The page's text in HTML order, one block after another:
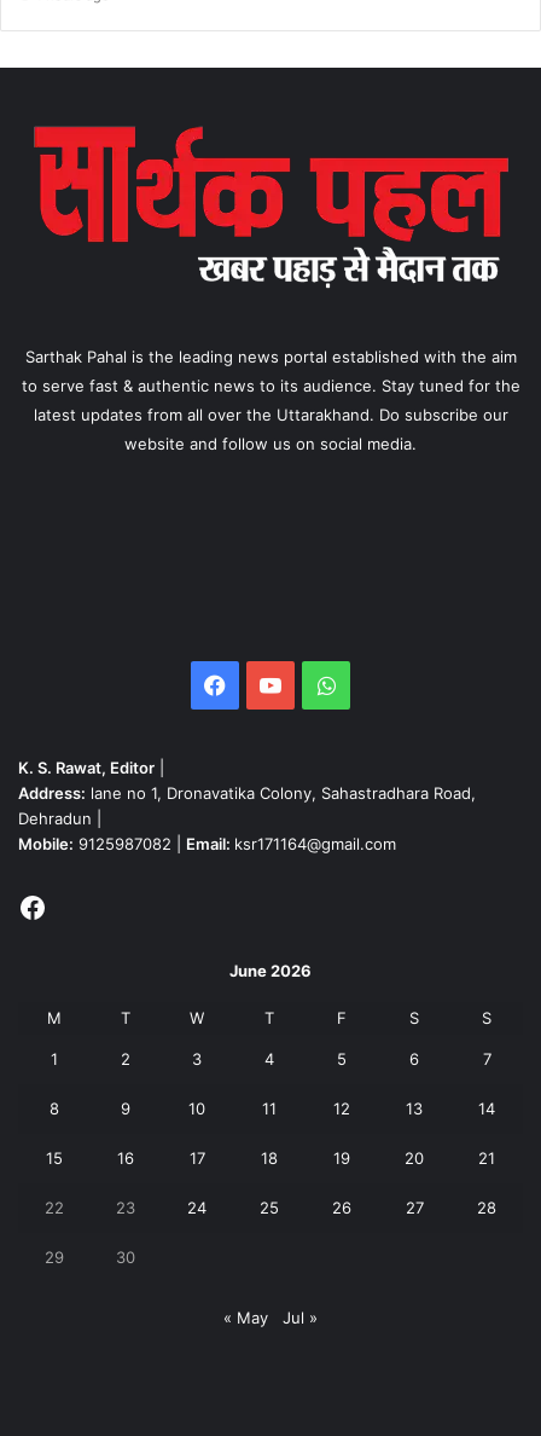
Sarthak Pahal is the leading news portal established with the aim
to serve fast & authentic news to its audience. Stay tuned for the
latest updates from all over the Uttarakhand. Do subscribe our
website and follow us on social media.
Facebook
YouTubeWhatsApp
K. S. Rawat, Editor
Address: lane no 1, Dronavatika Colony, Sahastradhara Road,
Dehradun |
Mobile: 9125987082 | Email: ksr171164@gmail.com
Facebook
June 2026
M T W T F S S
1 2 3 4 5 6 7
8 9 10 11 12 13 14
15 16 17 18 19 20 21
22 23 24 25 26 27 28
29 30
« May Jul »